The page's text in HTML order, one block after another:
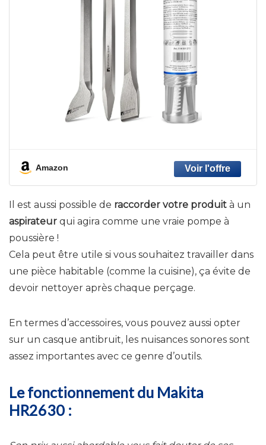
Amazon
Il est aussi possible de raccorder votre produit à un
aspirateur qui agira comme une vraie pompe à
poussière !
Cela peut être utile si vous souhaitez travailler dans
une pièce habitable (comme la cuisine), ça évite de
devoir nettoyer après chaque perçage.
En termes d’accessoires, vous pouvez aussi opter
sur un casque antibruit, les nuisances sonores sont
assez importantes avec ce genre d’outils.
Le fonctionnement du Makita
HR2630 :